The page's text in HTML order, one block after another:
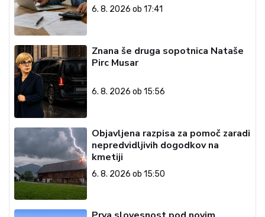
6. 8. 2026 ob 17:41
Znana še druga sopotnica Nataše
Pirc Musar
6. 8. 2026 ob 15:56
Objavljena razpisa za pomoč zaradi
nepredvidljivih dogodkov na
kmetiji
6. 8. 2026 ob 15:50